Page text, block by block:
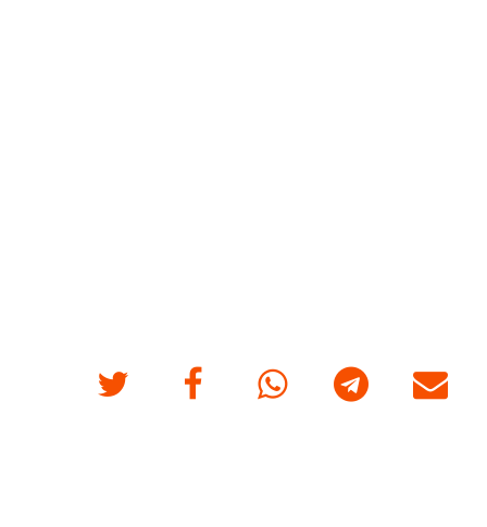
Twitter FacebookWhatsappTelegram Correo